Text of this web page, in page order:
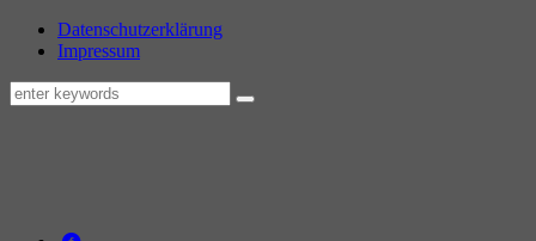
Datenschutzerklärung
Impressum